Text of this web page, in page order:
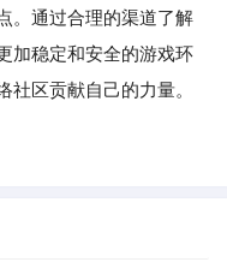
。通过合理的渠道了解
加稳定和安全的游戏环
区贡献自己的力量。